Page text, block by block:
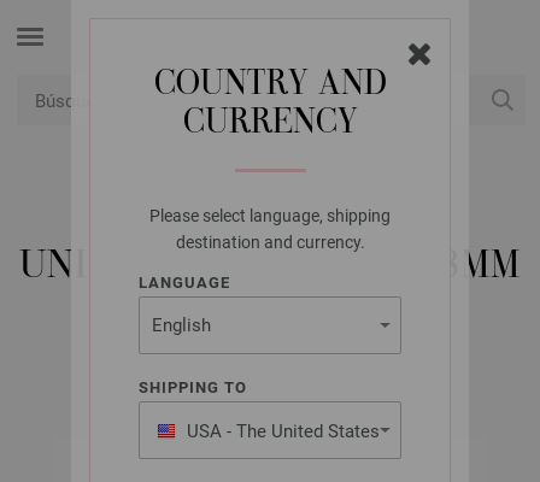
COUNTRY AND
CURRENCY
Please select language, shipping
destination and currency.
LANGUAGE
SHIPPING TO
USA - The United States
of America
UNION KNOPF
UNION KNOPF 46306/18MM
N.º de artículo: 46306